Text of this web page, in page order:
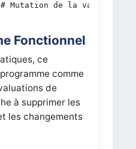
Mutation de la variable
Fonctionnel
ce
comme
de
à supprimer les
les changements